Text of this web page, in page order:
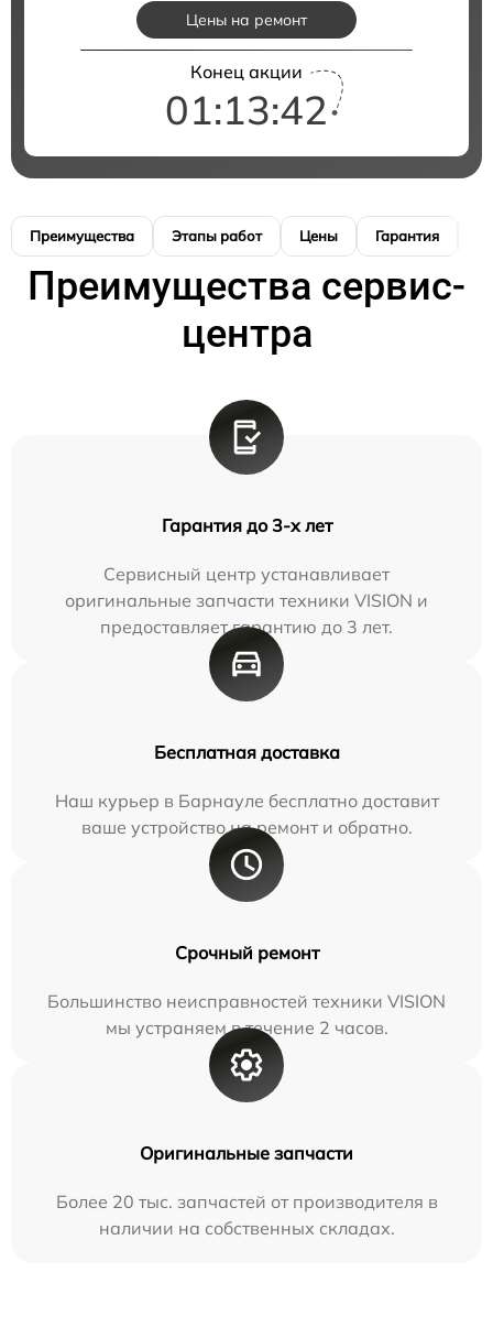
Цены на ремонт
Конец акции
01:13:42
Преимущества Этапы работ Цены Гарантия
Преимущества сервис-
центра
Гарантия до 3-х лет
Сервисный центр устанавливает
оригинальные запчасти техники VISION и
предоставляет гарантию до 3 лет.
Бесплатная доставка
Наш курьер в Барнауле бесплатно доставит
ваше устройство на ремонт и обратно.
Срочный ремонт
Большинство неисправностей техники VISION
мы устраняем в течение 2 часов.
Оригинальные запчасти
Более 20 тыс. запчастей от производителя в
наличии на собственных складах.